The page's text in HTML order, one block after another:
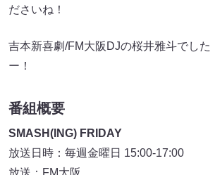
ださいね！
吉本新喜劇/FM大阪DJの桜井雅斗でし
ー！
番組概要
SMASH(ING) FRIDAY
放送日時：毎週金曜日 15:00-17:00